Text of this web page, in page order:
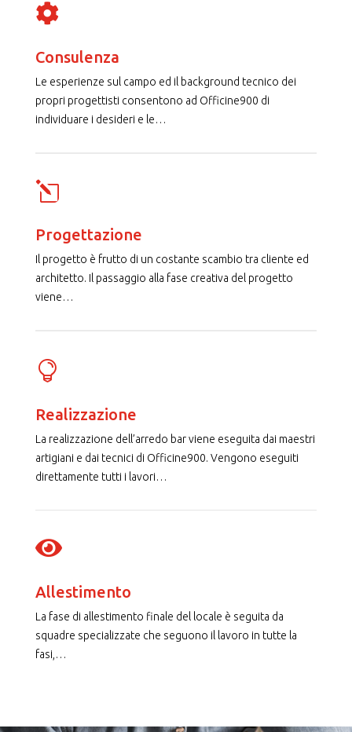

Consulenza
Le esperienze sul campo ed il background tecnico dei
propri progettisti consentono ad Officine900 di
individuare i desideri e le…
l
Progettazione
Il progetto è frutto di un costante scambio tra cliente ed
architetto. Il passaggio alla fase creativa del progetto
viene…

Realizzazione
La realizzazione dell’arredo bar viene eseguita dai maestri
artigiani e dai tecnici di Officine900. Vengono eseguiti
direttamente tutti i lavori…

Allestimento
La fase di allestimento finale del locale è seguita da
squadre specializzate che seguono il lavoro in tutte la
fasi, …